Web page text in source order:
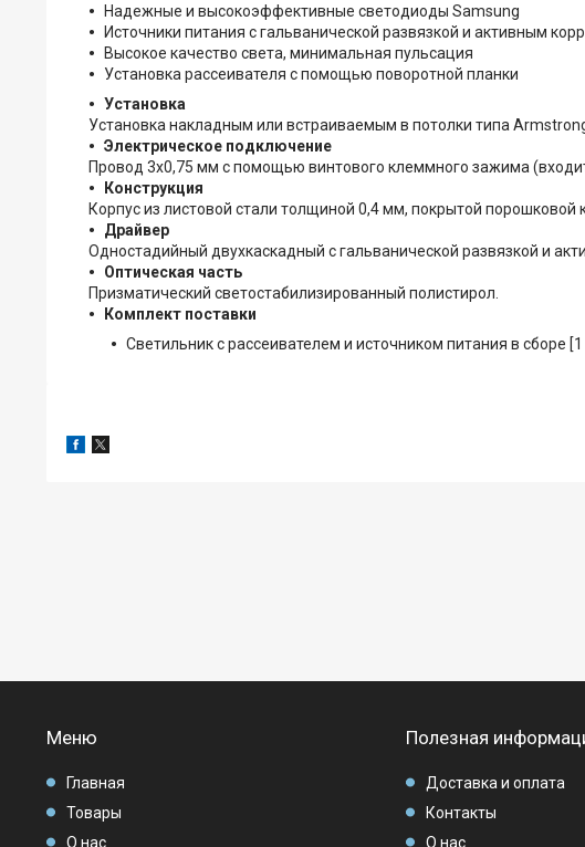
Надежные и высокоэффективные светодиоды Samsung
Источники питания с гальванической развязкой и активным
Высокое качество света, минимальная пульсация
Установка рассеивателя с помощью поворотной планки
Установка
Установка накладным или встраиваемым в потолки типа
Электрическое подключение
Провод 3х0,75 мм с помощью винтового клеммного зажима
Конструкция
Корпус из листовой стали толщиной 0,4 мм, покрытой порошковой
Драйвер
Одностадийный двухкаскадный с гальванической развязкой и
Оптическая часть
Призматический светостабилизированный полистирол.
Комплект поставки
Светильник с рассеивателем и источником питания в сборе
Меню
Главная
Товары
О нас
Полезная
Доставка и оплата
Контакты
О нас